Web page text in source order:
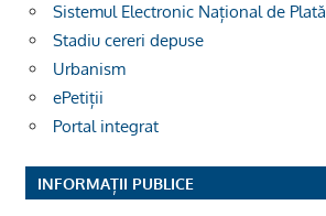
Sistemul Electronic Național de Plată
Stadiu cereri depuse
Urbanism
ePetiții
Portal integrat
INFORMAȚII PUBLICE